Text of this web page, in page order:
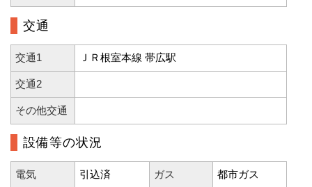
交通
交通1 ＪＲ根室本線 帯広駅
交通2
その他交通
設備等の状況
電気 引込済 ガス 都市ガス